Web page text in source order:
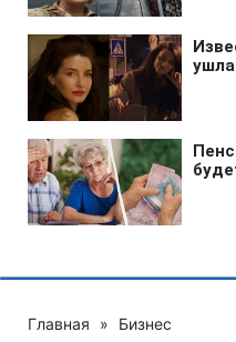
Главная » Бизнес